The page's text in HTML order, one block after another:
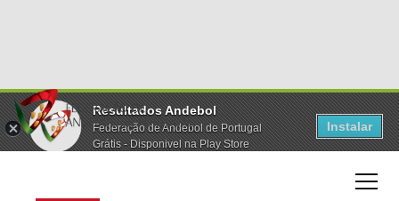
Resultados Andebol
Federação de Andebol de Portugal
Grátis - Disponivel na Play Store
Instalar